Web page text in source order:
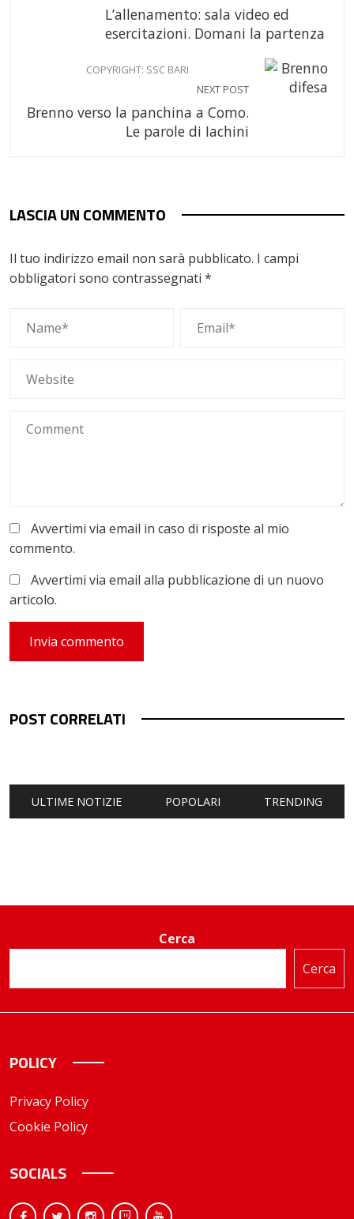
L’allenamento: sala video ed
esercitazioni. Domani la partenza
COPYRIGHT: SSC BARI
NEXT POST
Brenno verso la panchina a Como.
Le parole di Iachini
LASCIA UN COMMENTO
Il tuo indirizzo email non sarà pubblicato. I campi
obbligatori sono contrassegnati *
Avvertimi via email in caso di risposte al mio
commento.
Avvertimi via email alla pubblicazione di un nuovo
articolo.
POST CORRELATI
ULTIME NOTIZIE POPOLARI TRENDING
Cerca
Cerca
POLICY
Privacy Policy
Cookie Policy
SOCIALS